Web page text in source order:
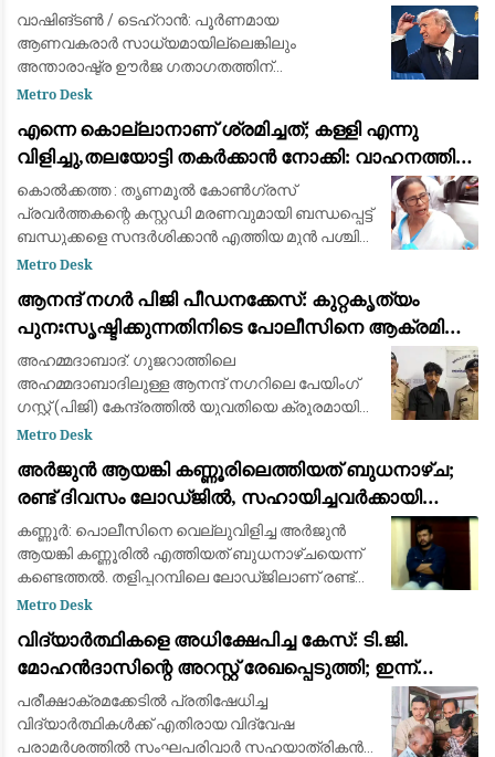
പിൻവാങ്ങാൻ ട്രംപ്
വാഷിങ്ടൺ / ടെഹ്റാൻ: പൂർണമായ
ആണവകരാർ സാധ്യമായില്ലെങ്കിലും
അന്താരാഷ്ട്ര ഊർജ ഗതാഗതത്തിന്
നിർണായകമായ ഹോർമുസ് കടലിടുക്ക് വീണ്ടും
സംഘർഷത്തിൽനിന്ന് പിൻവാങ്ങാമെന്ന സൂചന
നൽ
Metro Desk
എന്നെ കൊല്ലാനാണ് ശ്രമിച്ചത്; കള്ളി എന്നു
വിളിച്ചു,തലയോട്ടി തകർക്കാൻ നോക്കി: വാഹനത്തിന്
നേരെ കല്ലേറുണ്ടായതിനെ രൂക്ഷമായി വിമർശിച്ച്
മമത ബാനർജി
കൊൽക്കത്ത : തൃണമൂൽ കോൺഗ്രസ്
പ്രവർത്തകന്റെ കസ്റ്റഡി മരണവുമായി ബന്ധപ്പെട്ട്
ബന്ധുക്കളെ സന്ദർശിക്കാൻ എത്തിയ മുൻ പശ്ചിമ
ബംഗാൾ മുഖ്യമന്ത്രിയും തൃണമൂൽ
ബാനർജിയുടെ വാഹനത്തിന് നേരെ ക
Metro Desk
ആനന്ദ് നഗർ പിജി പീഡനക്കേസ്: കുറ്റകൃത്യം
പുനഃസൃഷ്ടിക്കുന്നതിനിടെ പോലീസിനെ ആക്രമിച്ചു;
പ്രതിക്ക് കാലിൽ വെടിയേറ്റു
അഹമ്മദാബാദ്: ഗുജറാത്തിലെ
അഹമ്മദാബാദിലുള്ള ആനന്ദ് നഗറിലെ പേയിംഗ്
ഗസ്റ്റ് (പിജി) കേന്ദ്രത്തിൽ യുവതിയെ ക്രൂരമായി
പീഡിപ്പിച്ച കേസ്സിലെ പ്രതിക്ക് പോലീസിന്റെ
Metro Desk
അർജുൻ ആയങ്കി കണ്ണൂരിലെത്തിയത് ബുധനാഴ്ച;
രണ്ട് ദിവസം ലോഡ്ജിൽ, സഹായിച്ചവർക്കായി
തിരച്ചിൽ
കണ്ണൂർ: പൊലീസിനെ വെല്ലുവിളിച്ച അർജുൻ
ആയങ്കി കണ്ണൂരിൽ എത്തിയത് ബുധനാഴ്ചയെന്ന്
കണ്ടെത്തൽ. തളിപ്പറമ്പിലെ ലോഡ്ജിലാണ് രണ്ട്
ദിവസം തങ്ങിയത്. സുഹൃത്ത് പ്രണവും ബന്ധു
Metro Desk
വിദ്യാർത്ഥികളെ അധിക്ഷേപിച്ച കേസ്: ടി.ജി.
മോഹൻദാസിന്റെ അറസ്റ്റ് രേഖപ്പെടുത്തി; ഇന്ന്
കോടതിയിൽ ഹാജരാക്കും
പരീക്ഷാക്രമക്കേടില്‍ പ്രതിഷേധിച്ച
വിദ്യാര്‍ത്ഥികള്‍ക്ക് എതിരായ വിദ്വേഷ
പരാമര്‍ശത്തില്‍ സംഘപരിവാര്‍ സഹയാത്രികന്‍